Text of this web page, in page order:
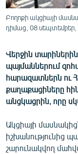
ՏՏ ԵՒ ԻՆՏԵՐՆԵՏ
ԿՈՐՈՆԱՎԻՐՈՒՍ
ՏԵՍԱՆՅՈՒԹԵՐ
ԲԱՆԱՎԵՃ
ՁԳՏԵԼՈՎ
Հայերեն
Բողոքի ակցիայի
դիմաց, 08 սեպտեմբեր,
Վերջին
պայմաններում
հարազատներն ու
քաղաքացիները
անցկացրին, որը
Ակցիայի
իշխանությունից
շարունակվող